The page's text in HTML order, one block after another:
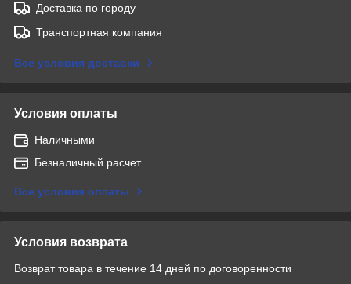
Доставка по городу
Транспортная компания
Все условия доставки
Условия оплаты
Наличными
Безналичный расчет
Все условия оплаты
Условия возврата
Возврат товара в течение 14 дней по договоренности